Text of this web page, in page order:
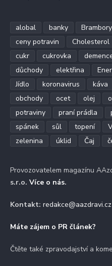
alobal banky Brambory
ceny potravin
Cholesterol
cukr
cukrovka
důchody
elektřina
Jídlo
koronavirus káva
obchody
ocet olej
potraviny
praní prádla
spánek
sůl topení
zelenina
úklid Čaj
Provozovatelem magazínu
s.r.o. Více o nás.
Kontakt: redakce@aazdravi.cz
Máte zájem o PR článek?
Čtěte také zpravodajství a